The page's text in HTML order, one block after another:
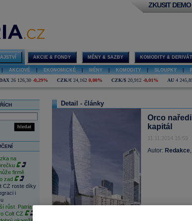
ZKUSIT DEMO
AKCIE & FONDY MĚNY & SAZBY KOMODITY &
AKCIOVÉ EKONOMICKÉ MĚNY KOMODITY SLOUPKY
26 126,30 -0,29% CZK/€ 24,162 0,00% CZK/$ 20,912 -0,01% AU 4
hledat
na
firmě
zad
CZ roste díky
i
růst. Patria
Colt CZ
Detail - články
Orco
kapitál
11.11.2014 15:59
Autor: Redakce